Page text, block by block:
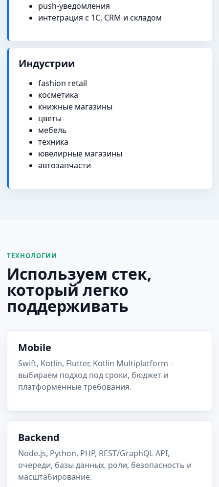
push-уведомления
интеграция с 1С, CRM и складом
Индустрии
fashion retail
косметика
книжные магазины
цветы
мебель
техника
ювелирные магазины
автозапчасти
ТЕХНОЛОГИИ
Используем стек,
который легко
поддерживать
Mobile
Swift, Kotlin, Flutter, Kotlin Multiplatform -
выбираем подход под сроки, бюджет и
платформенные требования.
Backend
Node.js, Python, PHP, REST/GraphQL API,
очереди, базы данных, роли, безопасность и
масштабирование.